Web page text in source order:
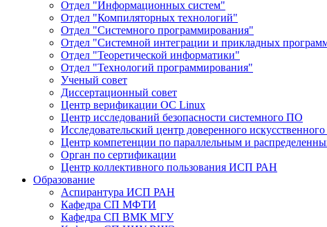
Отдел "Информационных систем"
Отдел "Компиляторных технологий"
Отдел "Системного программирования"
Отдел "Системной интеграции и прикладных
Отдел "Теоретической информатики"
Отдел "Технологий программирования"
Ученый совет
Диссертационный совет
Центр верификации ОС Linux
Центр исследований безопасности системного ПО
Исследовательский центр доверенного искусственного
Центр компетенции по параллельным и
Орган по сертификации
Центр коллективного пользования ИСП РАН
Образование
Аспирантура ИСП РАН
Кафедра СП МФТИ
Кафедра СП ВМК МГУ